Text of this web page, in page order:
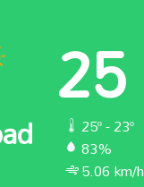
25
25º - 23º
83%
5.06 km/h